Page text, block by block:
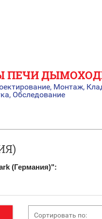
ПЕЧИ
Монтаж,
Обследование
(Германия)":
Сортировать по: